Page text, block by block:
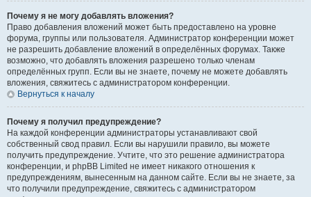
Почему я не могу добавлять вложения?
Право добавления вложений может быть предоставлено на уровне
форума, группы или пользователя. Администратор конференции может
не разрешить добавление вложений в определённых форумах. Также
возможно, что добавлять вложения разрешено только членам
определённых групп. Если вы не знаете, почему не можете добавлять
вложения, свяжитесь с администратором конференции.
Вернуться к началу
Почему я получил предупреждение?
На каждой конференции администраторы устанавливают свой
собственный свод правил. Если вы нарушили правило, вы можете
получить предупреждение. Учтите, что это решение администратора
конференции, и phpBB Limited не имеет никакого отношения к
предупреждениям, вынесенным на данном сайте. Если вы не знаете, за
что получили предупреждение, свяжитесь с администратором